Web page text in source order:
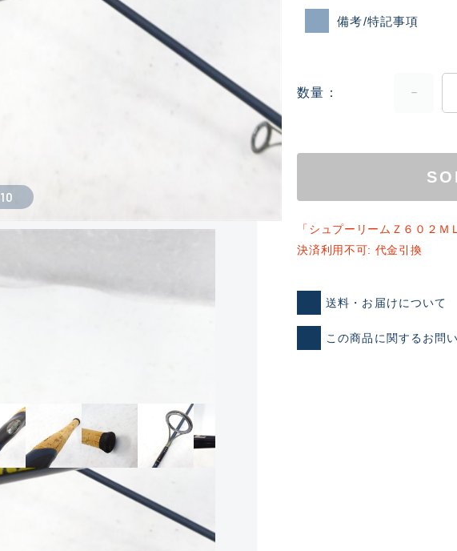
新古品（メーカー問屋から
10
備考/特記事項
数量
「シュプーリームＺ６０２Ｍ
決済利用不可: 代金引換
送料・お届けについて
この商品に関するお問